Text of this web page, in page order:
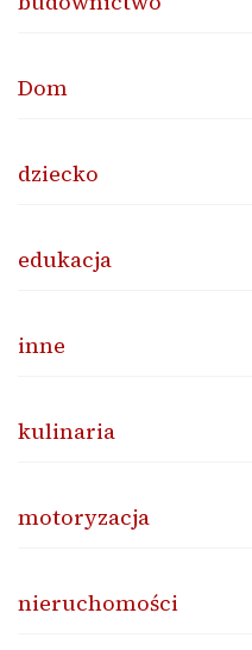
Dom
dziecko
edukacja
inne
kulinaria
motoryzacja
nieruchomości